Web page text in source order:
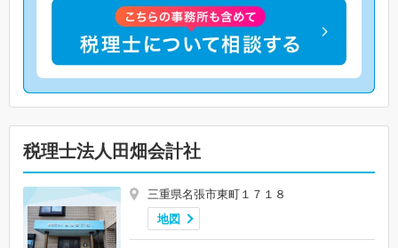
税理士法人田畑会計社
三重県名張市東町１７１８
地図